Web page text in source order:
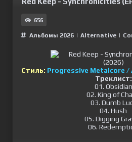
656
Альбомы 2026 | Alternative |
Стиль: Progressive Metalcore
Треклист:
01. Obsidian
02. King of
03. Dumb
04. Hush
05. Digging
06.